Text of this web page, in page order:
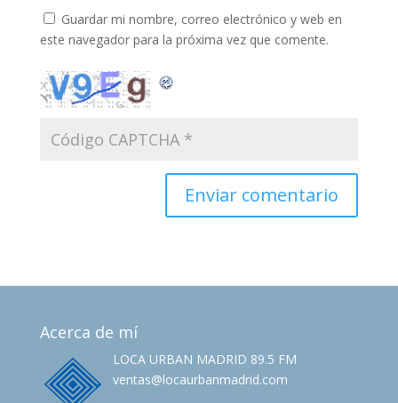
Guardar mi nombre, correo electrónico y web en
este navegador para la próxima vez que comente.
Acerca de mí
LOCA URBAN MADRID 89.5 FM
ventas@locaurbanmadrid.com